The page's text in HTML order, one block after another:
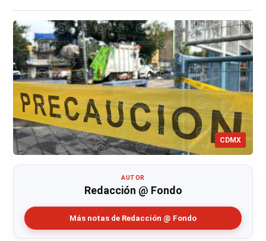
CDMX
AUTOR
Redacción @ Fondo
Más notas de Redacción @ Fondo